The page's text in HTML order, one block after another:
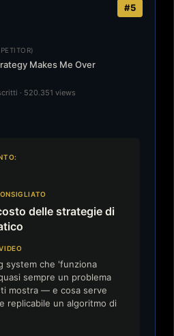
#5
Makes Me Over
· 520.351 views
delle strategie di
system che 'funziona
sempre un problema
mostra — e cosa serve
replicabile un algoritmo di